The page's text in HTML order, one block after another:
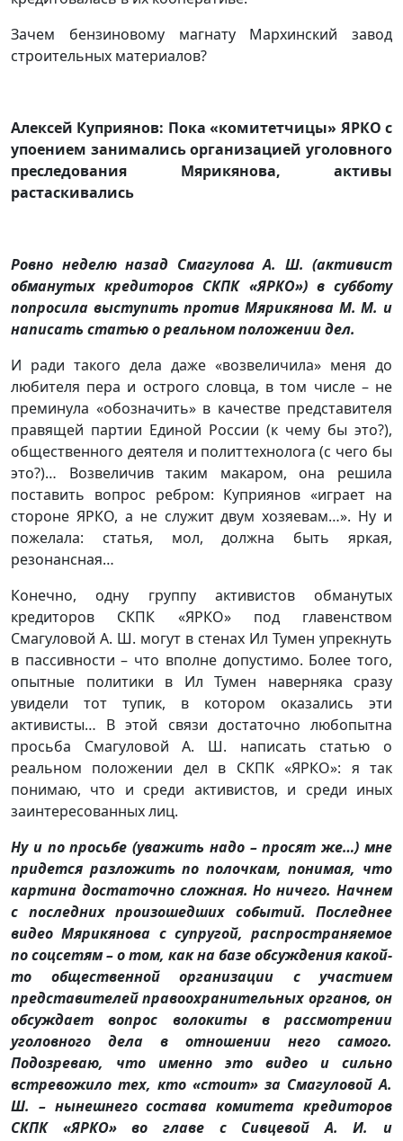
Зачем бензиновому магнату Мархинский завод
строительных материалов?
Алексей Куприянов: Пока «комитетчицы» ЯРКО с
упоением занимались организацией уголовного
преследования Мярикянова, активы
растаскивались
Ровно неделю назад Смагулова А. Ш. (активист
обманутых кредиторов СКПК «ЯРКО») в субботу
попросила выступить против Мярикянова М. М. и
написать статью о реальном положении дел.
И ради такого дела даже «возвеличила» меня до
любителя пера и острого словца, в том числе – не
преминула «обозначить» в качестве представителя
правящей партии Единой России (к чему бы это?),
общественного деятеля и политтехнолога (с чего бы
это?)… Возвеличив таким макаром, она решила
поставить вопрос ребром: Куприянов «играет на
стороне ЯРКО, а не служит двум хозяевам…». Ну и
пожелала: статья, мол, должна быть яркая,
резонансная…
Конечно, одну группу активистов обманутых
кредиторов СКПК «ЯРКО» под главенством
Смагуловой А. Ш. могут в стенах Ил Тумен упрекнуть
в пассивности – что вполне допустимо. Более того,
опытные политики в Ил Тумен наверняка сразу
увидели тот тупик, в котором оказались эти
активисты… В этой связи достаточно любопытна
просьба Смагуловой А. Ш. написать статью о
реальном положении дел в СКПК «ЯРКО»: я так
понимаю, что и среди активистов, и среди иных
заинтересованных лиц.
Ну и по просьбе (уважить надо – просят же…) мне
придется разложить по полочкам, понимая, что
картина достаточно сложная. Но ничего. Начнем
с последних произошедших событий. Последнее
видео Мярикянова с супругой, распространяемое
по соцсетям – о том, как на базе обсуждения какой-
то общественной организации с участием
представителей правоохранительных органов, он
обсуждает вопрос волокиты в рассмотрении
уголовного дела в отношении него самого.
Подозреваю, что именно это видео и сильно
встревожило тех, кто «стоит» за Смагуловой А.
Ш. – нынешнего состава комитета кредиторов
СКПК «ЯРКО» во главе с Сивцевой А. И. и